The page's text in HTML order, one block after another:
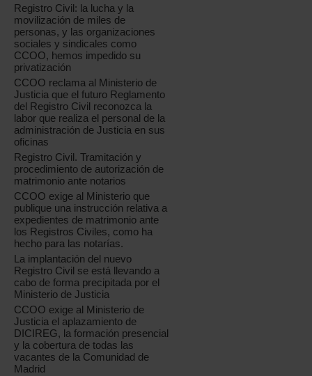
Registro Civil: la lucha y la
movilización de miles de
personas, y las organizaciones
sociales y sindicales como
CCOO, hemos impedido su
privatización
CCOO reclama al Ministerio de
Justicia que el futuro Reglamento
del Registro Civil reconozca la
labor que realiza el personal de la
administración de Justicia en sus
oficinas
Registro Civil. Tramitación y
procedimiento de autorización de
matrimonio ante notarios
CCOO exige al Ministerio que
publique una instrucción relativa a
expedientes de matrimonio ante
los Registros Civiles, como ha
hecho para las notarías.
La implantación del nuevo
Registro Civil se está llevando a
cabo de forma precipitada por el
Ministerio de Justicia
CCOO exige al Ministerio de
Justicia el aplazamiento de
DICIREG, la formación presencial
y la cobertura de todas las
vacantes de la Comunidad de
Madrid